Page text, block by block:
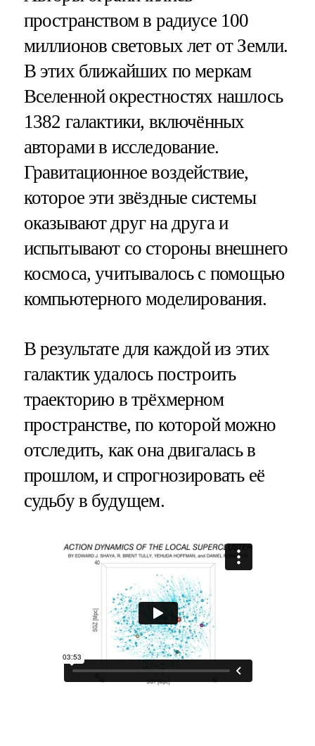
пространством в радиусе 100
миллионов световых лет от Земли.
В этих ближайших по меркам
Вселенной окрестностях нашлось
1382 галактики, включённых
авторами в исследование.
Гравитационное воздействие,
которое эти звёздные системы
оказывают друг на друга и
испытывают со стороны внешнего
космоса, учитывалось с помощью
компьютерного моделирования.
В результате для каждой из этих
галактик удалось построить
траекторию в трёхмерном
пространстве, по которой можно
отследить, как она двигалась в
прошлом, и спрогнозировать её
судьбу в будущем.